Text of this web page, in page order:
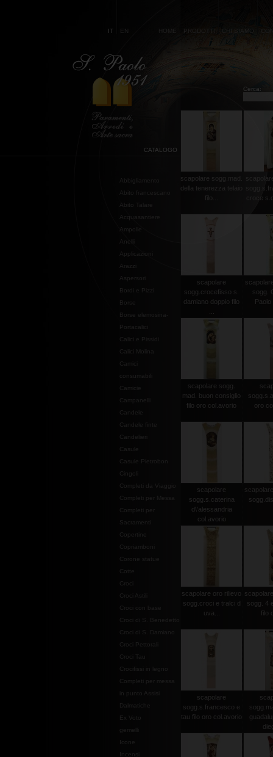
IT EN HOME PRODOTTI CHI SIAMO
Cerca:
CATALOGO
Abbigliamento
Abito francescano
Abito Talare
Acquasantiere
Ampolle
Anelli
Applicazioni
Arazzi
Aspersori
Bordi e Pizzi
Borse
Borse elemosina-
Portacalici
Calici e Pissidi
Calici Molina
Campanelli
Candele
Candele finte
Candelieri
Casule
Casule Pietrobon
Cingoli
Completi da Viaggio
Completi per Messa
Completi per
Sacramenti
Copertine
Copriamboni
Corone statue
Cotte
Croci
Croci Astili
Croci con base
Croci di S. Benedetto
Croci di S. Damiano
Croci Pettorali
Croci Tau
Crocifissi in legno
Completi per messa
in punto Assisi
Dalmatiche
Ex Voto
gemelli
scapolare sogg.mad.
della tenerezza telaio
filo...
croce
scapolare
sogg.crocefisso s.
damiano doppio filo
sogg.
Paolo
scapolare sogg.
mad. buon consiglio
filo oro col.avorio
oro
scapolare
sogg.s.caterina
d\'alessandria
col.avorio
scapolare oro rilievo
sogg.croci e tralci d
uva...
sogg. 4
filo
scapolare
sogg.s.francesco e
tau filo oro col.avorio